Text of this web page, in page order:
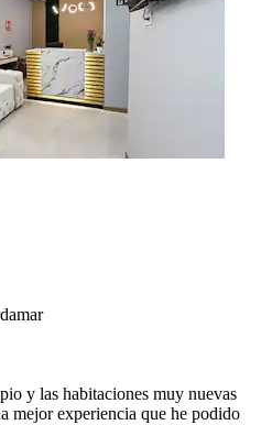
y las habitaciones muy nuevas
mejor experiencia que he podido